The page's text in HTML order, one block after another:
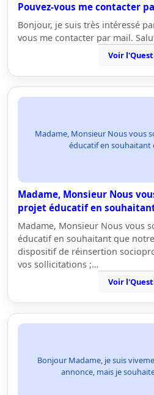
Pouvez-vous me contacter
Bonjour, je suis très intéressé
vous me contacter par mail.
Voir
Madame, Monsieur Nous vous
éducatif en souhaitant
Madame, Monsieur Nous
projet éducatif en
Madame, Monsieur Nous vous
éducatif en souhaitant que
dispositif de réinsertion
vos sollicitations ;…
Voir
Bonjour Madame, je suis
annonce, mais je